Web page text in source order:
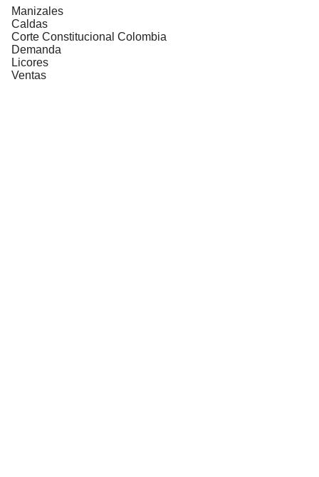
Manizales
Caldas
Corte Constitucional Colombia
Demanda
Licores
Ventas